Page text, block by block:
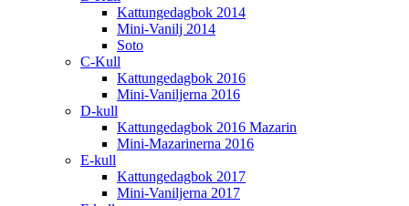
Kattungedagbok 2014
Mini-Vanilj 2014
Soto
C-Kull
Kattungedagbok 2016
Mini-Vaniljerna 2016
D-kull
Kattungedagbok 2016 Mazarin
Mini-Mazarinerna 2016
E-kull
Kattungedagbok 2017
Mini-Vaniljerna 2017